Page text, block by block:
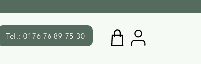
Tel.: 0176 76 89 75 30